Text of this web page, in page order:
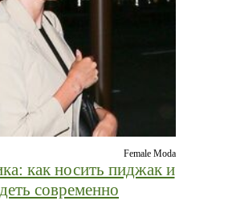
Female Moda
как носить пиджак и
современно